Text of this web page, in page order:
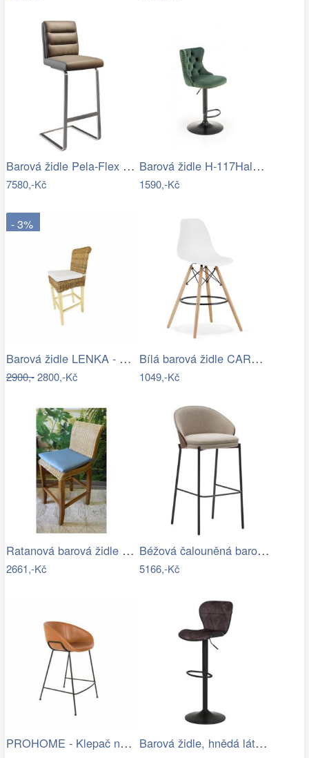
Barová židle Pela-Flex pravá kůže…
7580,-Kč
Barová židle H-117Halmar
1590,-Kč
- 3%
Barová židle LENKA - banánový list -…
2900,-2800,-Kč
Bílá barová židle CARBRY
1049,-Kč
Ratanová barová židle - RK
2661,-Kč
Béžová čalouněná barová židle Kave Home…
5166,-Kč
PROHOME - Klepač na koberce UH 59x19cm Barová židle, hnědá látka v imitaci…